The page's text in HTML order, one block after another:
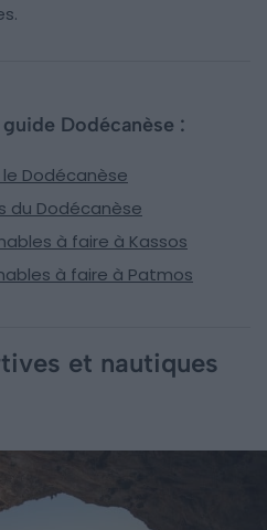
Dodécanèse :
le Dodécanèse
du Dodécanèse
à faire à Kassos
à faire à Patmos
et nautiques